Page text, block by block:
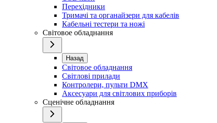
Перехідники
Тримачі та органайзери для кабелів
Кабельні тестери та ножі
Світовое обладнання
Назад
Світовое обладнання
Світлові прилади
Контролери, пульти DMX
Аксесуари для світлових приборів
Сценічне обладнання